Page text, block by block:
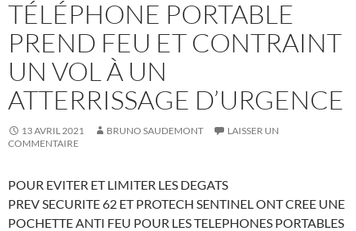
TÉLÉPHONE PORTABLE
PREND FEU ET CONTRAINT
UN VOL À UN
ATTERRISSAGE D’URGENCE
13 AVRIL 2021 BRUNO SAUDEMONT
LAISSER UN
COMMENTAIRE
POUR EVITER ET LIMITER LES DEGATS
PREV SECURITE 62 ET PROTECH SENTINEL ONT CREE UNE
POCHETTE ANTI FEU POUR LES TELEPHONES PORTABLES